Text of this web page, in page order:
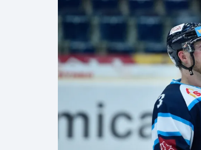
Curling
Dostihy
Florbal
Golf
Gymnastika